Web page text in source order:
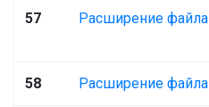
57 Расширение файла
58 Расширение файла